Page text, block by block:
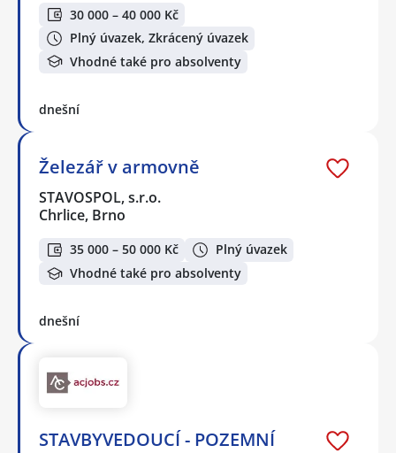
30 000 – 40 000 Kč
Plný úvazek, Zkrácený úvazek
Vhodné také pro absolventy
dnešní
Železář v armovně
STAVOSPOL, s.r.o.
Chrlice, Brno
35 000 – 50 000 Kč
Plný úvazek
Vhodné také pro absolventy
dnešní
STAVBYVEDOUCÍ - POZEMNÍ